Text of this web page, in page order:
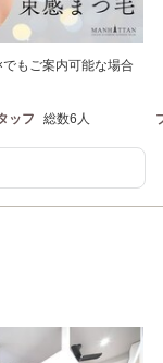
もご案内可能な場合
ッフ 総数6人